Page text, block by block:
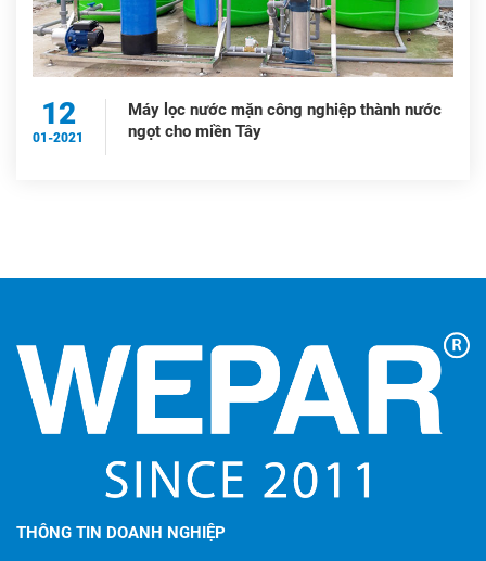
12
01-2021
Máy lọc nước mặn công nghiệp thành nước
ngọt cho miền Tây
THÔNG TIN DOANH NGHIỆP